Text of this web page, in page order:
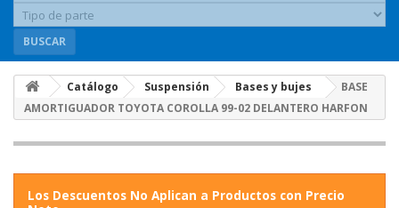
BUSCAR
Catálogo Suspensión Bases y bujes
BASE
AMORTIGUADOR TOYOTA COROLLA 99-02 DELANTERO HARFON
Los Descuentos No Aplican a Productos con Precio